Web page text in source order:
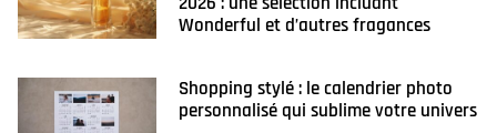
Wonderful et d’autres fragances
Shopping stylé : le calendrier photo
personnalisé qui sublime votre univers